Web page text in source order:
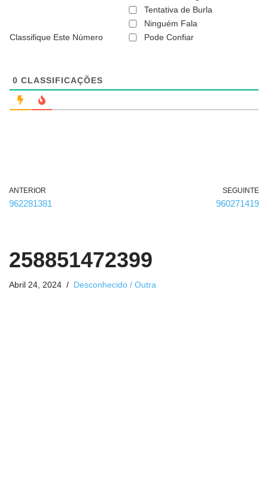
a
ó
Classifique Este Número
Tentativa de Burla
Ninguém Fala
Pode Confiar
0 CLASSIFICAÇÕES
ANTERIOR
962281381
SEGUINTE
960271419
258851472399
Abril 24, 2024 Desconhecido / Outra